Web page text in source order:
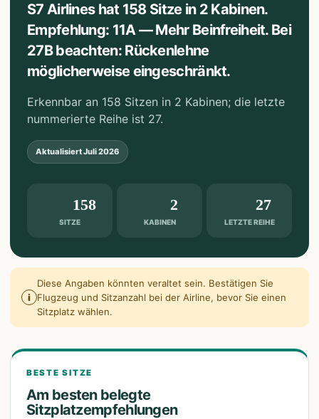
S7 Airlines hat 158 Sitze in 2 Kabinen.
Empfehlung: 11A — Mehr Beinfreiheit. Bei
27B beachten: Rückenlehne
möglicherweise eingeschränkt.
Erkennbar an 158 Sitzen in 2 Kabinen; die letzte
nummerierte Reihe ist 27.
AktualisiertJuli 2026
SITZE
158
KABINEN
2
LETZTE REIHE
27
i
Diese Angaben könnten veraltet sein. Bestätigen Sie
Flugzeug und Sitzanzahl bei der Airline, bevor Sie einen
Sitzplatz wählen.
BESTE SITZE
Am besten belegte
Sitzplatzempfehlungen